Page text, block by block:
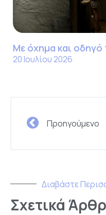
Με όχημα και οδηγό
20 Ιουλίου 2026
Προηγούμενο
Διαβάστε
Σχετικά